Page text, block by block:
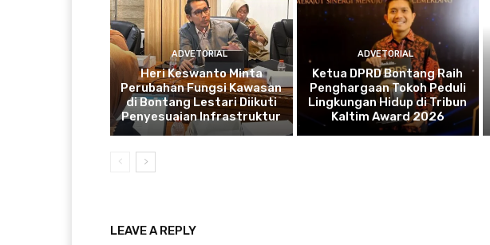
ADVETORIAL
Heri Keswanto Minta
Perubahan Fungsi Kawasan
di Bontang Lestari Diikuti
Penyesuaian Infrastruktur
ADVETORIAL
Ketua DPRD Bontang Raih
Penghargaan Tokoh Peduli
Lingkungan Hidup di Tribun
Kaltim Award 2026
LEAVE A REPLY